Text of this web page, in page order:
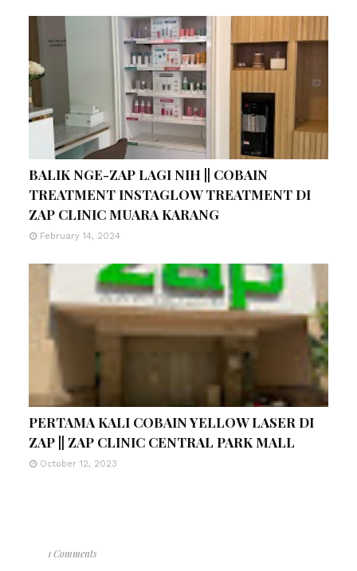
BALIK NGE-ZAP LAGI NIH || COBAIN
TREATMENT INSTAGLOW TREATMENT DI
ZAP CLINIC MUARA KARANG
February 14, 2024
PERTAMA KALI COBAIN YELLOW LASER DI
ZAP || ZAP CLINIC CENTRAL PARK MALL
October 12, 2023
1 Comments